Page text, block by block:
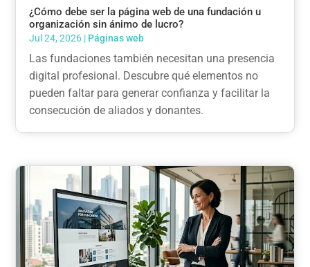
¿Cómo debe ser la página web de una fundación u
organización sin ánimo de lucro?
Jul 24, 2026 | Páginas web
Las fundaciones también necesitan una presencia
digital profesional. Descubre qué elementos no
pueden faltar para generar confianza y facilitar la
consecución de aliados y donantes.